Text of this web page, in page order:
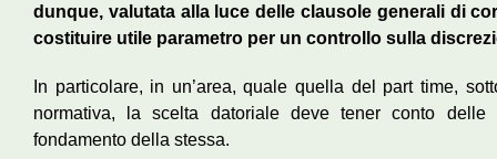
dunque, valutata alla luce delle clausole generali di
costituire utile parametro per un controllo sulla
In particolare, in un’area, quale quella del part time,
normativa, la scelta datoriale deve tener conto
fondamento della stessa.